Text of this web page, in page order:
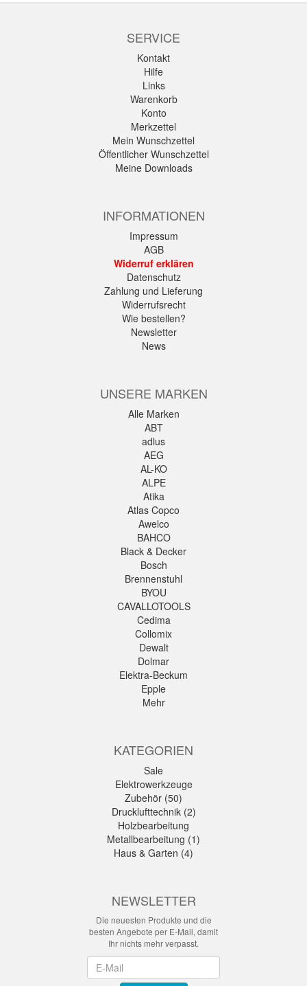
SERVICE
Kontakt
Hilfe
Links
Warenkorb
Konto
Merkzettel
Mein Wunschzettel
Öffentlicher Wunschzettel
Meine Downloads
INFORMATIONEN
Impressum
AGB
Widerruf erklären
Datenschutz
Zahlung und Lieferung
Widerrufsrecht
Wie bestellen?
Newsletter
News
UNSERE MARKEN
Alle Marken
ABT
adlus
AEG
AL-KO
ALPE
Atika
Atlas Copco
Awelco
BAHCO
Black & Decker
Bosch
Brennenstuhl
BYOU
CAVALLOTOOLS
Cedima
Collomix
Dewalt
Dolmar
Elektra-Beckum
Epple
Mehr
KATEGORIEN
Sale
Elektrowerkzeuge
Zubehör (50)
Drucklufttechnik (2)
Holzbearbeitung
Metallbearbeitung (1)
Haus & Garten (4)
NEWSLETTER
Die neuesten Produkte und die
besten Angebote per E-Mail, damit
Ihr nichts mehr verpasst.